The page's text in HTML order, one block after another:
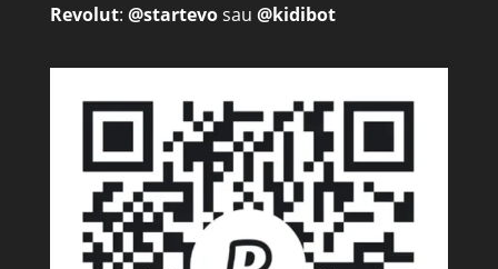
Revolut: @startevosau @kidibot